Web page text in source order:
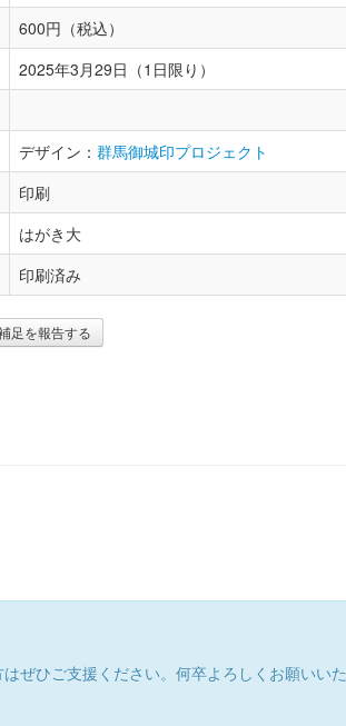
600円（税込）
2025年3月29日（1日限り）
デザイン： 群馬御城印プロジェクト
印刷
はがき大
印刷済み
足を報告する
ぜひご支援ください。何卒よろしくお願いいた